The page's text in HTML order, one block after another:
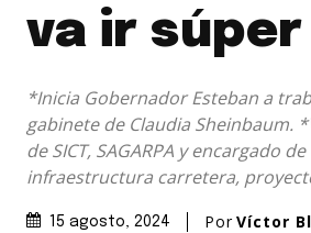
va ir súper
*Inicia Gobernador Esteban a
gabinete de Claudia Sheinbaum.
de SICT, SAGARPA y encargado
infraestructura carretera,
15 agosto, 2024 PorVíctor